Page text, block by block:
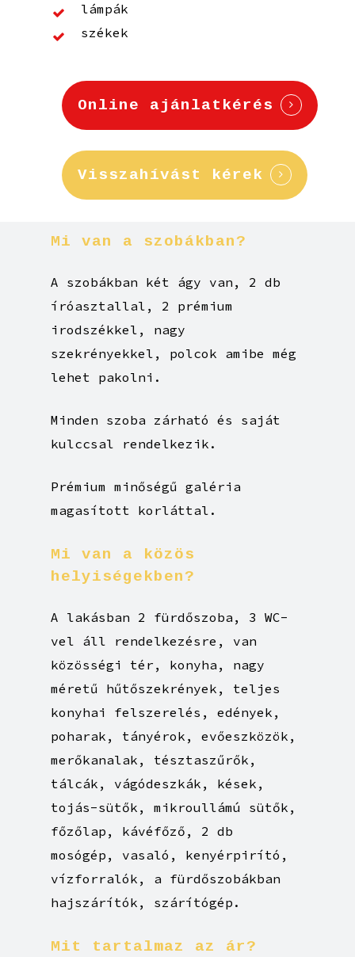
lámpák
székek
Online ajánlatkérés
Visszahívást kérek
Mi van a szobákban?
A szobákban két ágy van, 2 db
íróasztallal, 2 prémium
irodszékkel, nagy
szekrényekkel, polcok amibe még
lehet pakolni.
Minden szoba zárható és saját
kulccsal rendelkezik.
Prémium minőségű galéria
magasított korláttal.
Mi van a
közös
helyiségekben?
A lakásban 2 fürdőszoba, 3 WC-
vel áll rendelkezésre, van
közösségi tér, konyha, nagy
méretű hűtőszekrények, teljes
konyhai felszerelés, edények,
poharak, tányérok, evőeszközök,
merőkanalak, tésztaszűrők,
tálcák, vágódeszkák, kések,
tojás-sütők, mikroullámú sütők,
főzőlap, kávéfőző, 2 db
mosógép, vasaló, kenyérpirító,
vízforralók, a fürdőszobákban
hajszárítók, szárítógép.
Mit tartalmaz az ár?